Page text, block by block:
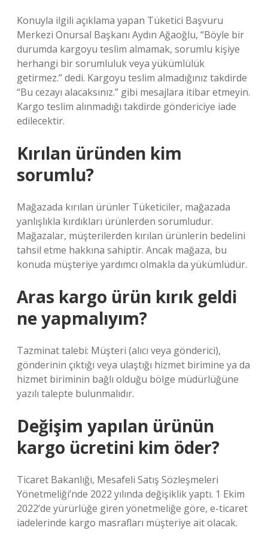
Konuyla ilgili açıklama yapan Tüketici Başvuru
Merkezi Onursal Başkanı Aydın Ağaoğlu, “Böyle bir
durumda kargoyu teslim almamak, sorumlu kişiye
herhangi bir sorumluluk veya yükümlülük
getirmez.” dedi. Kargoyu teslim almadığınız takdirde
“Bu cezayı alacaksınız.” gibi mesajlara itibar etmeyin.
Kargo teslim alınmadığı takdirde göndericiye iade
edilecektir.
Kırılan üründen kim
sorumlu?
Mağazada kırılan ürünler Tüketiciler, mağazada
yanlışlıkla kırdıkları ürünlerden sorumludur.
Mağazalar, müşterilerden kırılan ürünlerin bedelini
tahsil etme hakkına sahiptir. Ancak mağaza, bu
konuda müşteriye yardımcı olmakla da yükümlüdür.
Aras kargo ürün kırık geldi
ne yapmalıyım?
Tazminat talebi: Müşteri (alıcı veya gönderici),
gönderinin çıktığı veya ulaştığı hizmet birimine ya da
hizmet biriminin bağlı olduğu bölge müdürlüğüne
yazılı talepte bulunmalıdır.
Değişim yapılan ürünün
kargo ücretini kim öder?
Ticaret Bakanlığı, Mesafeli Satış Sözleşmeleri
Yönetmeliği’nde 2022 yılında değişiklik yaptı. 1 Ekim
2022’de yürürlüğe giren yönetmeliğe göre, e-ticaret
iadelerinde kargo masrafları müşteriye ait olacak.